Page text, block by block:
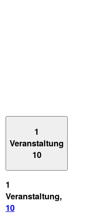
1
Veranstaltung
10
1
Veranstaltung,
10